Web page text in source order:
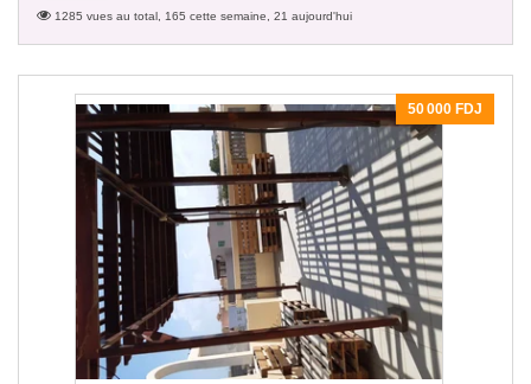
1285 vues au total, 165 cette semaine, 21 aujourd'hui
50 000 FDJ